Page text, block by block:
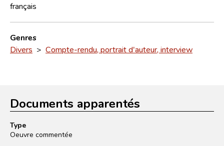
français
Genres
Divers > Compte-rendu, portrait d'auteur, interview
Documents apparentés
Type
Oeuvre commentée